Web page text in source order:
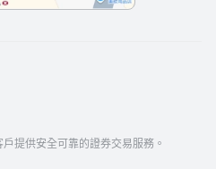
提供安全可靠的證券交易服務。